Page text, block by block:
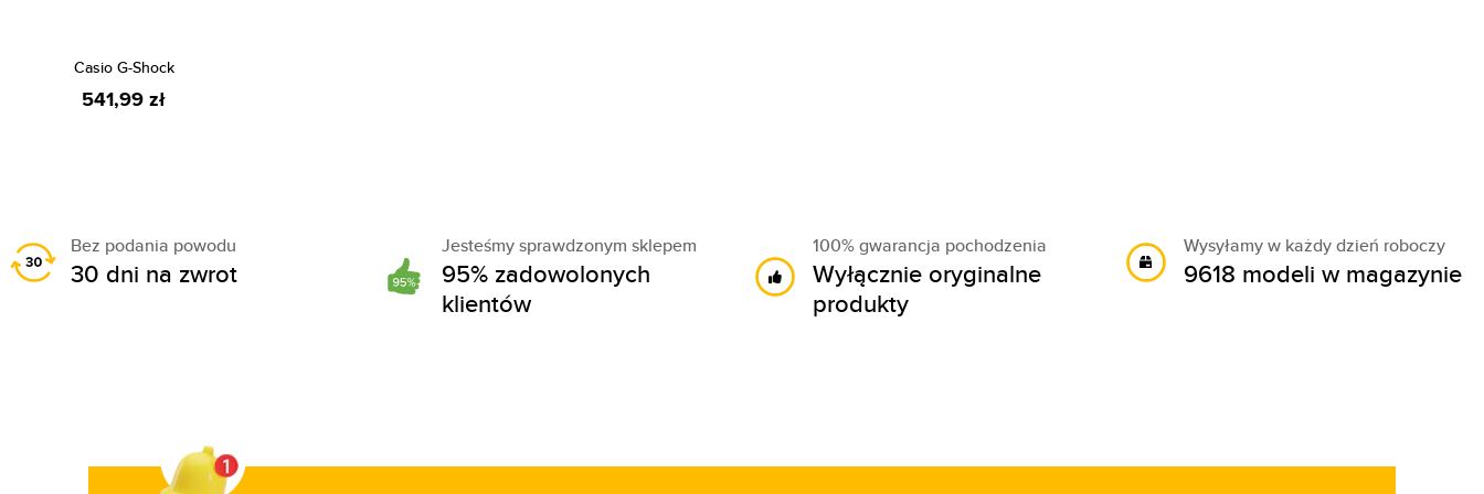
Casio G-Shock
541,99 zł
Bez podania powodu
30 dni na zwrot
Jesteśmy sprawdzonym sklepem
95% zadowolonych
klientów
100% gwarancja pochodzenia
Wyłącznie oryginalne
produkty
Wysyłamy w każdy dzień roboczy
9618 modeli w magazynie